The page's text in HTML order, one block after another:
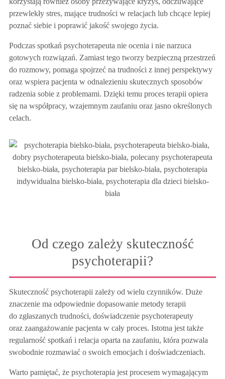
przewlekły stres, mające trudności w relacjach lub chcące lepiej
poznać siebie i poprawić jakość swojego życia.
Podczas spotkań psychoterapeuta nie ocenia i nie narzuca
gotowych rozwiązań. Zamiast tego tworzy bezpieczną przestrzeń
do rozmowy, pomaga spojrzeć na trudności z innej perspektywy
oraz wspiera pacjenta w odnalezieniu skutecznych sposobów
radzenia sobie z problemami. Dzięki temu proces terapii opiera
się na współpracy, wzajemnym zaufaniu oraz jasno określonych
celach.
Od czego zależy skuteczność
psychoterapii?
Skuteczność psychoterapii zależy od wielu czynników. Duże
znaczenie ma odpowiednie dopasowanie metody terapii
do zgłaszanych trudności, doświadczenie psychoterapeuty
oraz zaangażowanie pacjenta w cały proces. Istotna jest także
regularność spotkań i relacja oparta na zaufaniu, która pozwala
swobodnie rozmawiać o swoich emocjach i doświadczeniach.
Warto pamiętać, że psychoterapia jest procesem wymagającym